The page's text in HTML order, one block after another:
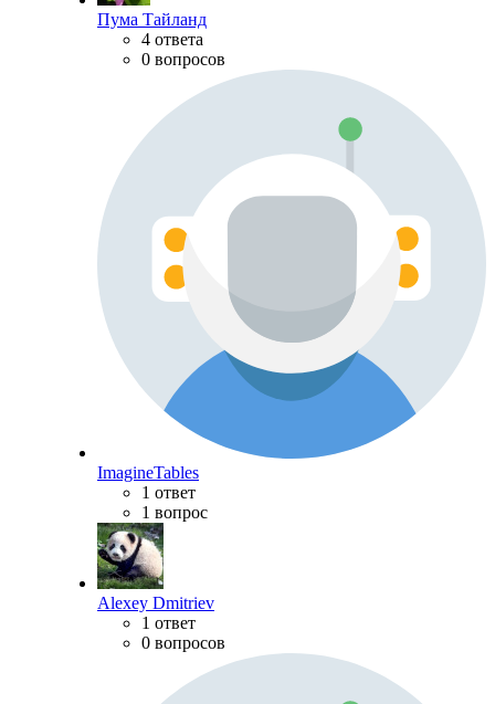
Пума Тайланд
4 ответа
0 вопросов
ImagineTables
1 ответ
1 вопрос
Alexey Dmitriev
1 ответ
0 вопросов